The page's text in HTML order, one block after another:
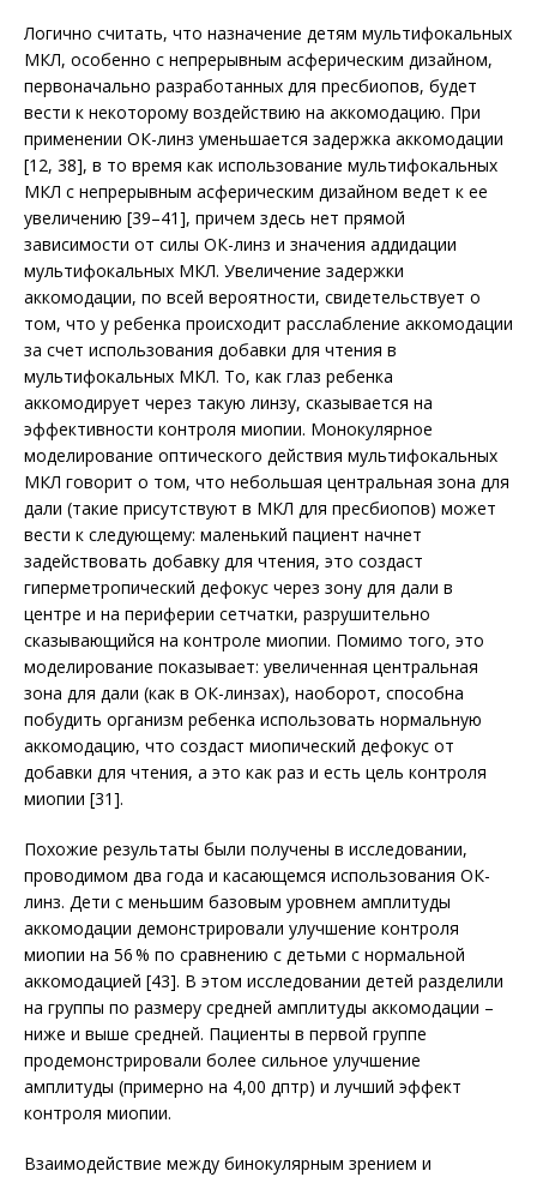
Логично считать, что назначение детям мультифокальных
МКЛ, особенно с непрерывным асферическим дизайном,
первоначально разработанных для пресбиопов, будет
вести к некоторому воздействию на аккомодацию. При
применении ОК-линз уменьшается задержка аккомодации
[12, 38], в то время как использование мультифокальных
МКЛ с непрерывным асферическим дизайном ведет к ее
увеличению [39–41], причем здесь нет прямой
зависимости от силы ОК-линз и значения аддидации
мультифокальных МКЛ. Увеличение задержки
аккомодации, по всей вероятности, свидетельствует о
том, что у ребенка происходит расслаб­ление аккомодации
за счет использования добавки для чтения в
мультифокальных МКЛ. То, как глаз ребенка
аккомодирует через такую линзу, сказывается на
эффективности контроля миопии. Монокулярное
моделирование оптического действия мультифокальных
МКЛ говорит о том, что небольшая центральная зона для
дали (такие присутствуют в МКЛ для пресбиопов) может
вести к следующему: маленький пациент начнет
задействовать добавку для чтения, это создаст
гиперметропический дефокус через зону для дали в
центре и на периферии сетчатки, разрушительно
сказывающийся на контроле миопии. Помимо того, это
моделирование показывает: увеличенная центральная
зона для дали (как в ОК-линзах), наоборот, способна
побудить организм ребенка использовать нормальную
аккомодацию, что создаст миопический дефокус от
добавки для чтения, а это как раз и есть цель контроля
миопии [31].
Похожие результаты были получены в исследовании,
проводимом два года и касающемся использования ОК-
линз. Дети с меньшим базовым уровнем амплитуды
аккомодации демонстрировали улучшение контро­ля
миопии на 56 % по сравнению с детьми с нормальной
аккомодацией [43]. В этом исследовании детей разделили
на группы по размеру средней амплитуды аккомодации –
ниже и выше средней. Пациенты в первой группе
продемонстрировали более сильное улучшение
амплитуды (примерно на 4,00 дптр) и лучший эффект
контроля миопии.
Взаимодействие между бинокулярным зрением и